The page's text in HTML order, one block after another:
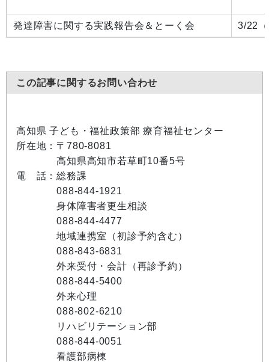
発達障害に関する実践報告会＆とーく会 3/22
この記事に関するお問い合わせ
高知県 子ども・福祉政策部 療育福祉センター
所在地：〒780-8081
高知県高知市若草町10番5号
電 話：総務課
088-844-1921
身体障害者更生相談
088-844-4477
地域連携室（初診予約含む）
088-843-6831
外来受付・会計（再診予約）
088-844-5400
外来心理
088-802-6210
リハビリテーション部
088-844-0051
看護部病棟